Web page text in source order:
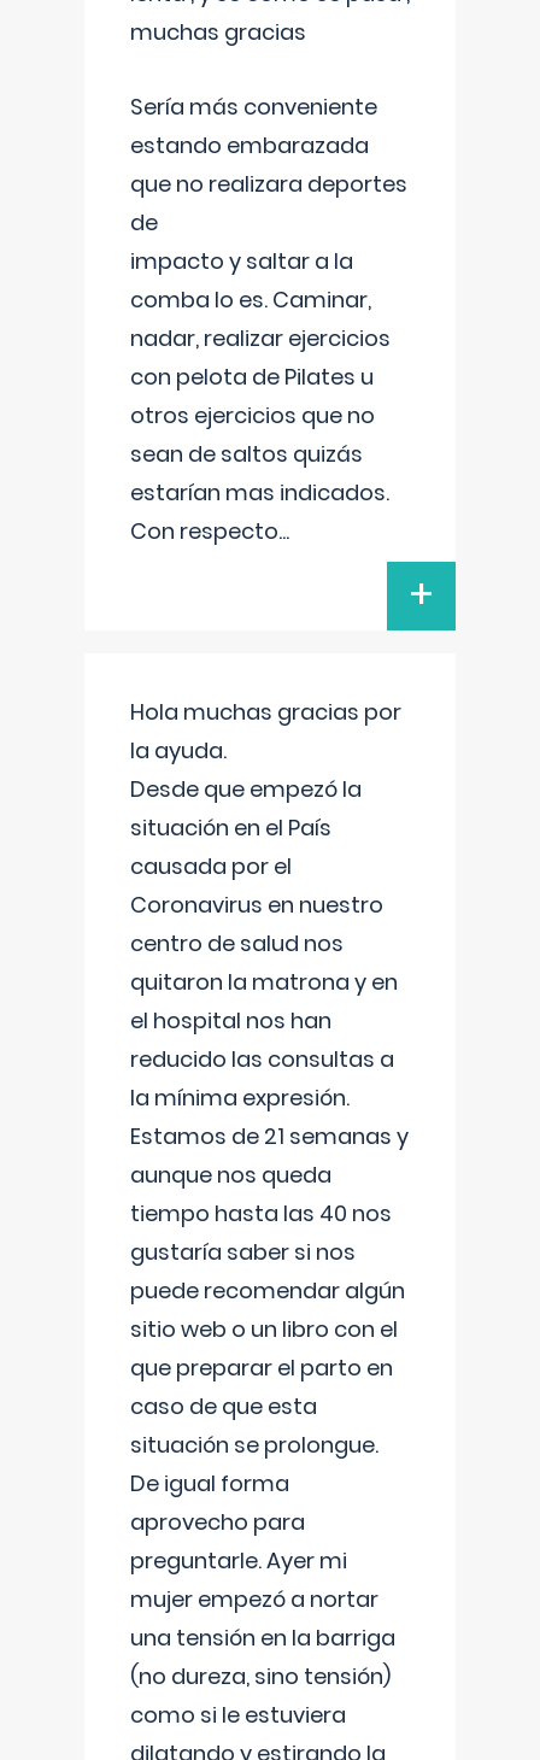
muchas gracias
Sería más conveniente
estando embarazada
que no realizara deportes
de
impacto y saltar a la
comba lo es. Caminar,
nadar, realizar ejercicios
con pelota de Pilates u
otros ejercicios que no
sean de saltos quizás
estarían mas indicados.
Con respecto...
+
Hola muchas gracias por
la ayuda.
Desde que empezó la
situación en el País
causada por el
Coronavirus en nuestro
centro de salud nos
quitaron la matrona y en
el hospital nos han
reducido las consultas a
la mínima expresión.
Estamos de 21 semanas y
aunque nos queda
tiempo hasta las 40 nos
gustaría saber si nos
puede recomendar algún
sitio web o un libro con el
que preparar el parto en
caso de que esta
situación se prolongue.
De igual forma
aprovecho para
preguntarle. Ayer mi
mujer empezó a nortar
una tensión en la barriga
(no dureza, sino tensión)
como si le estuviera
dilatando y estirando la